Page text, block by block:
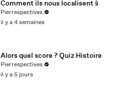
Comment ils nous localisent📱
Pierrespectives
il y a 4 semaines
Alors quel score ? Quiz Histoire
Pierrespectives
il y a 5 jours